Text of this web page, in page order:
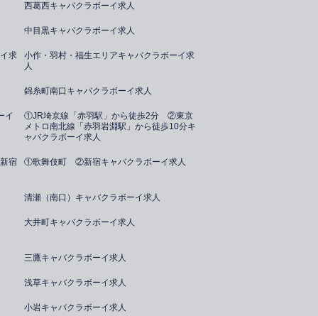
西葛西キャバクラボーイ求人
中目黒キャバクラボーイ求人
求
小作・羽村・福生エリアキャバクラボーイ求
人
錦糸町南口キャバクラボーイ求人
イ
①JR埼京線「赤羽駅」から徒歩2分 ②東京
メトロ南北線「赤羽岩淵駅」から徒歩10分キ
ャバクラボーイ求人
宿 ①歌舞伎町 ②新宿キャバクラボーイ求人
清瀬（南口）キャバクラボーイ求人
大井町キャバクラボーイ求人
三鷹キャバクラボーイ求人
浅草キャバクラボーイ求人
小岩キャバクラボーイ求人